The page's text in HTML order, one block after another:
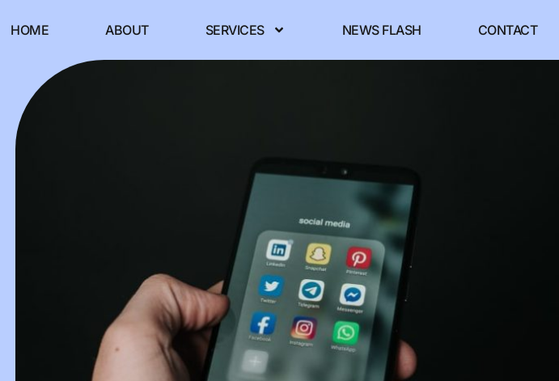
HOME ABOUT SERVICES NEWS FLASH CONTACT